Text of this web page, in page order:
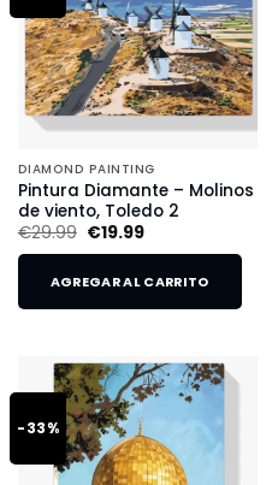
DIAMOND PAINTING
Pintura Diamante – Molinos
de viento, Toledo 2
€29.99 €19.99
AGREGAR AL CARRITO
-33%